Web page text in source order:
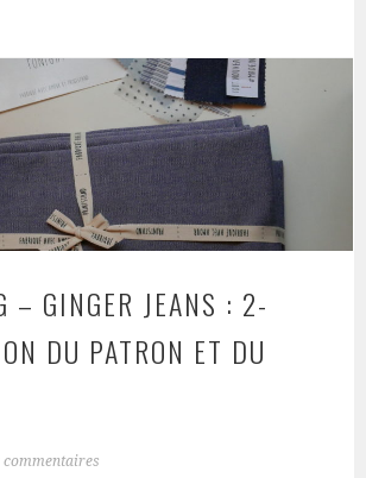
– GINGER JEANS : 2-
DU PATRON ET DU
commentaires